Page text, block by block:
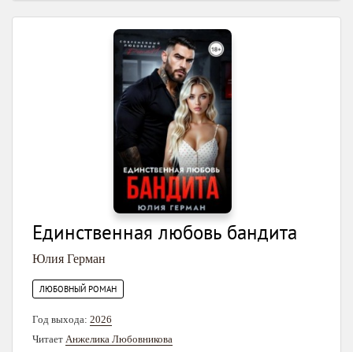
Единственная любовь бандита
Юлия Герман
ЛЮБОВНЫЙ РОМАН
Год выхода: 2026
Читает Анжелика Любовникова